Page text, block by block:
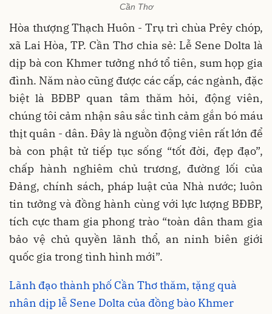
Cần Thơ
Hòa thượng Thạch Huôn - Trụ trì chùa Prêy chóp,
xã Lai Hòa, TP. Cần Thơ chia sẻ: Lễ Sene Dolta là
dịp bà con Khmer tưởng nhớ tổ tiên, sum họp gia
đình. Năm nào cũng được các cấp, các ngành, đặc
biệt là BĐBP quan tâm thăm hỏi, động viên,
chúng tôi cảm nhận sâu sắc tình cảm gắn bó máu
thịt quân - dân. Đây là nguồn động viên rất lớn để
bà con phật tử tiếp tục sống “tốt đời, đẹp đạo”,
chấp hành nghiêm chủ trương, đường lối của
Đảng, chính sách, pháp luật của Nhà nước; luôn
tin tưởng và đồng hành cùng với lực lượng BĐBP,
tích cực tham gia phong trào “toàn dân tham gia
bảo vệ chủ quyền lãnh thổ, an ninh biên giới
quốc gia trong tình hình mới”.
Lãnh đạo thành phố Cần Thơ thăm, tặng quà
nhân dịp lễ Sene Dolta của đồng bào Khmer